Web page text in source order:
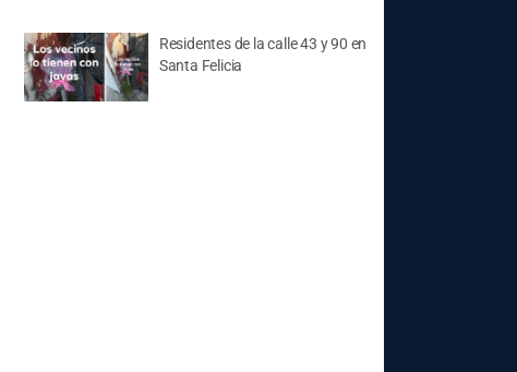
Residentes de la calle 43 y 90 en
Santa Felicia